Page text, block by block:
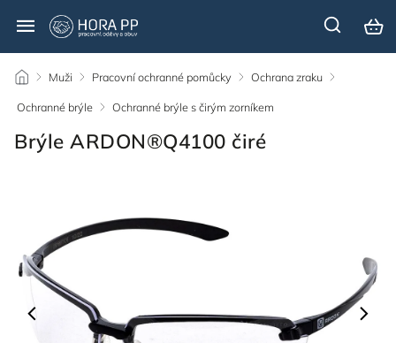
/ Muži / Pracovní ochranné pomůcky / Ochrana zraku /
Ochranné brýle / Ochranné brýle s čirým zorníkem
Brýle ARDON®Q4100 čiré